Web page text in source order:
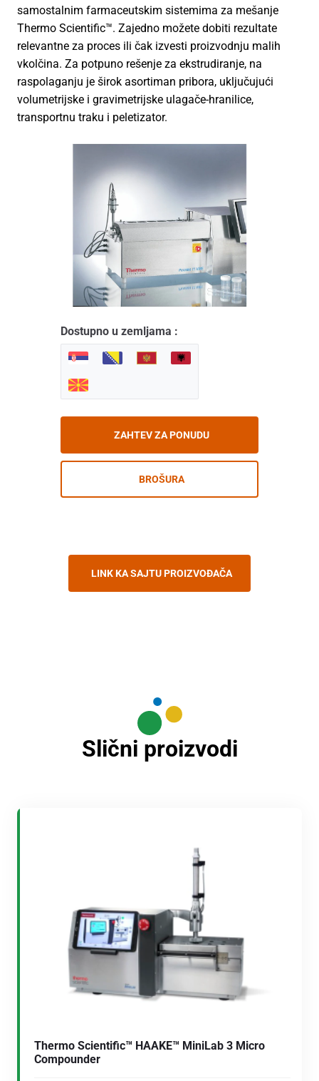
samostalnim farmaceutskim sistemima za mešanje
Thermo Scientific™. Zajedno možete dobiti rezultate
relevantne za proces ili čak izvesti proizvodnju malih
vkolčina. Za potpuno rešenje za ekstrudiranje, na
raspolaganju je širok asortiman pribora, uključujući
volumetrijske i gravimetrijske ulagače-hranilice,
transportnu traku i peletizator.
Dostupno u zemljama :
ZAHTEV ZA PONUDU
BROŠURA
LINK KA SAJTU PROIZVOĐAČA
Slični proizvodi
Thermo Scientific™ HAAKE™ MiniLab 3 Micro
Compounder